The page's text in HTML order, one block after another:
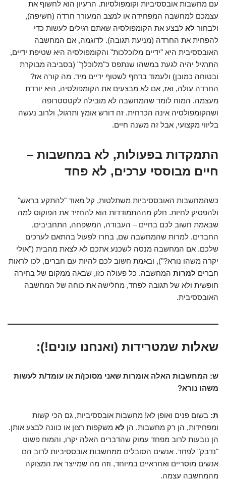
עם מחשבות אובססיביות וקומפולסיות. הרעיון הוא לחשוף את
עצמכם למחשבה המפחידה או למצב המעורר חרדה (חשיפה),
ולבחור לא לבצע את הקומפולסיה שאתם רגילים לעשות כדי
להפחית את החרדה (מניעת תגובה). לדוגמה, אם המחשבה
האובססיבית היא "ידיים מלוכלכות" והקומפולסיה היא שטיפת ידיים,
התרגיל יהיה לגעת במשהו שנתפס כ"מלוכלך" (בסביבה מבוקרת
ובטוחה כמובן) ולעמוד בדחף לשטוף ידיים מיד. מה קורה אז?
החרדה עולה, ואז, אם לא מבצעים את הקומפולסיה, היא יורדת
מעצמה. המוח לומד שהמחשבה לא מובילה לקטסטרופה
ושהקומפולסיה אינה הכרחית. זה דורש אומץ ותרגול, ולרוב נעשה
בליווי מקצועי, אבל זה משנה חיים.
התמקדות בפעולות, לא במחשבות –
חיים מבוססי ערכים, לא פחד
כשהמחשבות האובססיביות משתלטות, קל מאוד "להתקע בראש"
ולהפסיק לחיות. חלק מההתמודדות הוא להחזיר את הפוקוס למה
שבאמת חשוב לכם בחיים – העבודה, המשפחה, התחביבים,
החברים. למרות שהמחשבה שם, בחרו לפעול בהתאם לערכים
שלכם. אם המחשבה מנסה לשכנע אתכם לא לצאת מהבית ("אולי
יקרה משהו נורא?"), ובאמת חשוב לכם להיות עם חברים, לכו לראות
חברים למרות המחשבה. כל פעולה כזו, שבאה ממקום של בחירה
חופשית ולא של תגובה לפחד, מחלישה את כוחה של המחשבה
האובססיבית.
שאלות שמטרידות (ואנחנו עונים!):
ש: המחשבות האלה אומרות שאני מסוכן/ת או עומד/ת לעשות
משהו נורא?
ת: בשום פנים ואופן לא! מחשבות אובססיביות, גם הכי קשות
ומפחידות, הן רק מחשבות. הן לא משקפות רצון או כוונה לבצע אותן.
הן נובעות לרוב מפחד עמוק שהדברים האלה יקרו, והמוח פשוט
"נדבק" לפחד. אנשים הסובלים ממחשבות אובססיביות לרוב הם
אנשים מוסריים ואחראיים במיוחד, וזה מה שמייצר את המצוקה
מהמחשבה עצמה.